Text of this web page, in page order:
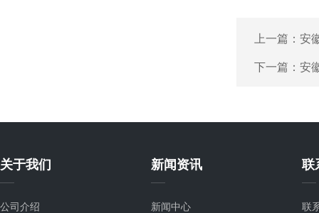
上一篇： 安
下一篇： 安
关于我们
公司介绍
新闻资讯
新闻中心
联
联